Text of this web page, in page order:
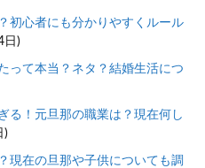
初心者にも分かりやすくルール
日)
って本当？ネタ？結婚生活につ
る！元旦那の職業は？現在何し
)
現在の旦那や子供についても調